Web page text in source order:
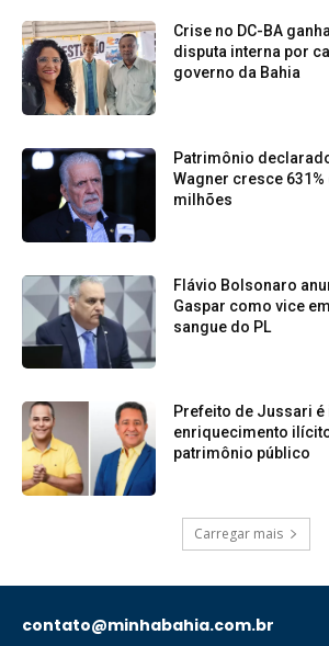
Crise no DC-BA
disputa interna por
governo da Bahia
Patrimônio
Wagner cresce 631%
milhões
Flávio Bolsonaro
Gaspar como vice
sangue do PL
Prefeito de Jussari
enriquecimento
patrimônio público
Carregar mais
contato@minhabahia.com.br